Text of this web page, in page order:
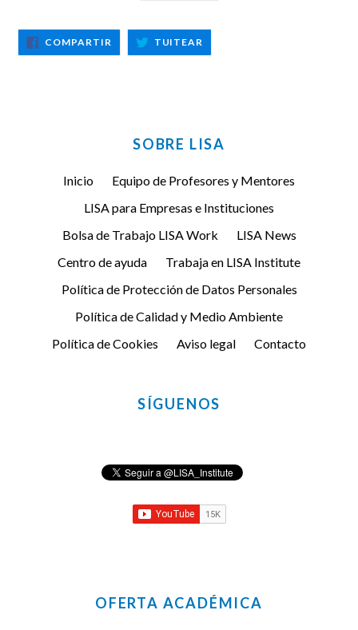
COMPARTIR COMPARTIR
EN
FACEBOOK
TUITEAR
TWITTER
SOBRE LISA
Inicio
Equipo de Profesores y Mentores
LISA para Empresas e Instituciones
Bolsa de Trabajo LISA Work
LISA News
Centro de ayuda
Trabaja en LISA Institute
Política de Protección de Datos Personales
Política de Calidad y Medio Ambiente
Política de Cookies
Aviso legal Contacto
SÍGUENOS
OFERTA ACADÉMICA